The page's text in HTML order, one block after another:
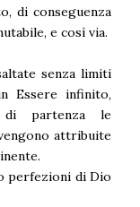
di conseguenza
e così via.
senza limiti
Essere infinito,
di partenza le
attribuite
perfezioni di Dio